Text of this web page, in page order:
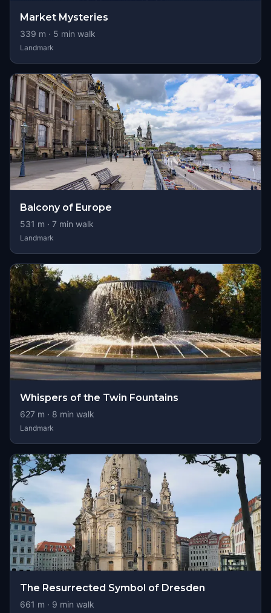
Market Mysteries
339 m · 5 min walk
Landmark
Balcony of Europe
531 m · 7 min walk
Landmark
Whispers of the Twin Fountains
627 m · 8 min walk
Landmark
The Resurrected Symbol of Dresden
661 m · 9 min walk